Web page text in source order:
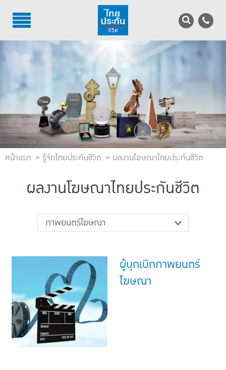
TH EN
บริการลูกค้า
บริการตัวแทน
รู้จักไทยประกันชีวิต
นักลงทุนสัมพันธ์
เพื่อสังคมไทย
ติดต่อไทยประกันชีวิต
แบบประกันทั้งหมด
แบบประกันที่เหมาะกับช่วงอายุ
เปรียบเทียบแบบประกัน
เลือกแบบประกันที่เหมาะกับคุณ
TL Learning Center
หน้าแรก รู้จักไทยประกันชีวิต ผลงานโฆษณาไทยประกันชีวิต
ผลงานโฆษณาไทยประกันชีวิต
ภาพยนตร์โฆษณา
ผู้บุกเบิกภาพยนตร์
โฆษณา